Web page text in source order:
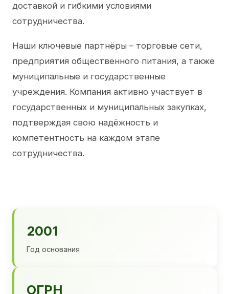
доставкой и гибкими условиями
сотрудничества.
Наши ключевые партнёры – торговые сети,
предприятия общественного питания, а также
муниципальные и государственные
учреждения. Компания активно участвует в
государственных и муниципальных закупках,
подтверждая свою надёжность и
компетентность на каждом этапе
сотрудничества.
2001
Год основания
ОГРН